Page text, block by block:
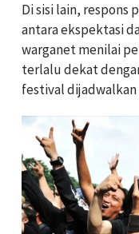
Di sisi lain, respons
antara ekspektasi
warganet menilai
terlalu dekat
festival dijadwalkan